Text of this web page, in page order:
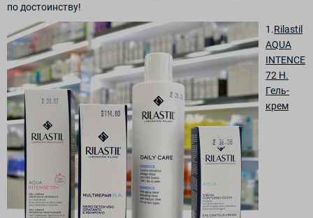
по достоинству!
1.Rilastil
AQUA
INTENCE
72 H.
Гель-
крем